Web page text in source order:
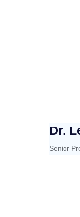
Dr.
Senior